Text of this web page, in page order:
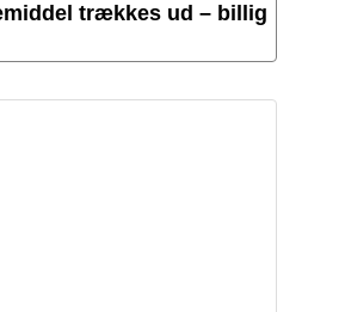
trækkes ud – billig